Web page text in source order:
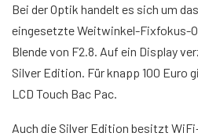
Bei der Optik handelt es sich um
eingesetzte Weitwinkel-Fixfokus-
Blende von F2.8. Auf ein Display
Silver Edition. Für knapp 100 Euro
LCD Touch Bac Pac.
Auch die Silver Edition besitzt